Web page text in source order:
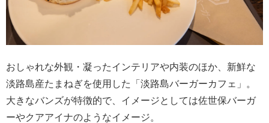
おしゃれな外観・凝ったインテリアや内装のほか、新鮮な
淡路島産たまねぎを使用した「淡路島バーガーカフェ」。
大きなバンズが特徴的で、イメージとしては佐世保バーガ
ーやクアアイナのようなイメージ。